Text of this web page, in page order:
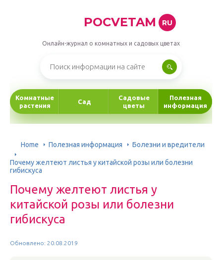
POCVETAM RU
Онлайн-журнал о комнатных и садовых цветах
Комнатные
растения
Сад
Садовые
цветы
Полезная
информация
Home Полезная информация Болезни и вредители
Почему желтеют листья у китайской розы или болезни
гибискуса
Почему желтеют листья у
китайской розы или болезни
гибискуса
Обновлено: 20.08.2019